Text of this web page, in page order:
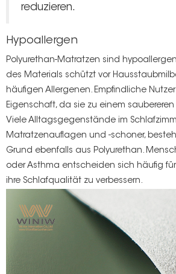
reduzieren.
Hypoallergen
Polyurethan-Matratzen sind
des Materials schützt vor
häufigen Allergenen. Empfindliche
Eigenschaft, da sie zu einem
Viele Alltagsgegenstände im
Matratzenauflagen und -schoner,
Grund ebenfalls aus Polyurethan.
oder Asthma entscheiden sich häufig
ihre Schlafqualität zu verbessern.